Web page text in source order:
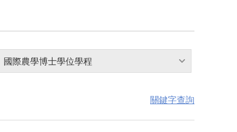
國際農學博士學位學程
關鍵字查詢